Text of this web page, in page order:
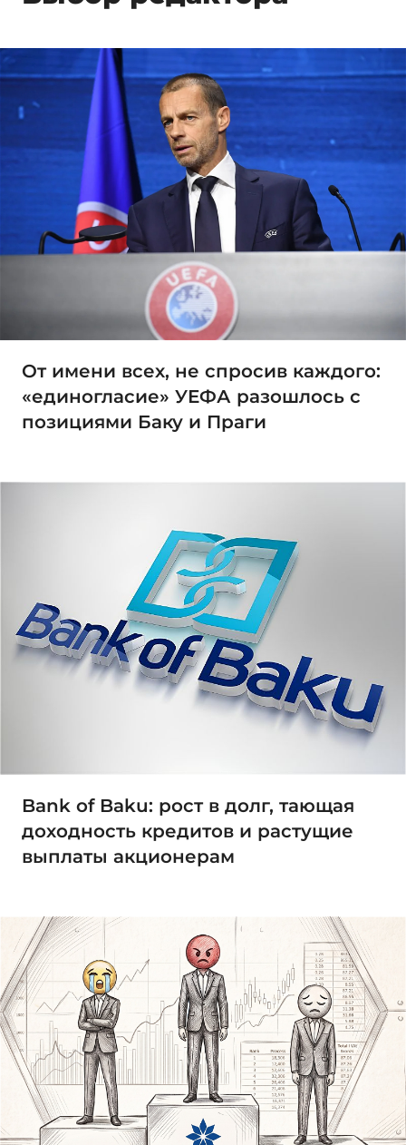
От имени всех, не спросив каждого:
«единогласие» УЕФА разошлось с
позициями Баку и Праги
Bank of Baku: рост в долг, тающая
доходность кредитов и растущие
выплаты акционерам